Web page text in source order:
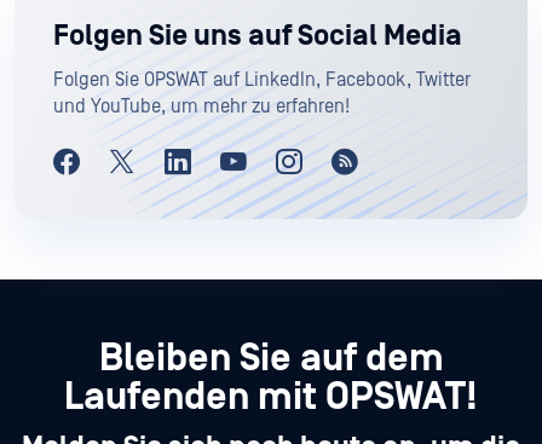
Folgen Sie uns auf Social Media
Folgen Sie OPSWAT auf LinkedIn, Facebook, Twitter
und YouTube, um mehr zu erfahren!
Bleiben Sie auf dem
Laufenden mit OPSWAT!